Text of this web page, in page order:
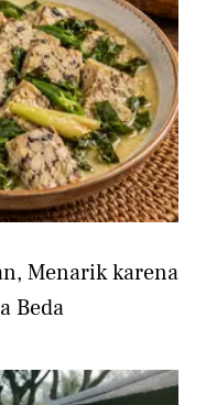
Menarik karena
Beda